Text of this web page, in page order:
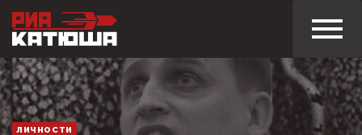
ЛИЧНОСТИ